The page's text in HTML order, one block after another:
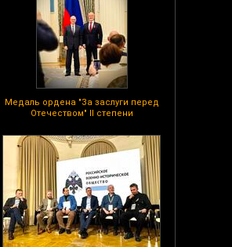
Медаль ордена "За заслуги перед
Отечеством" II степени